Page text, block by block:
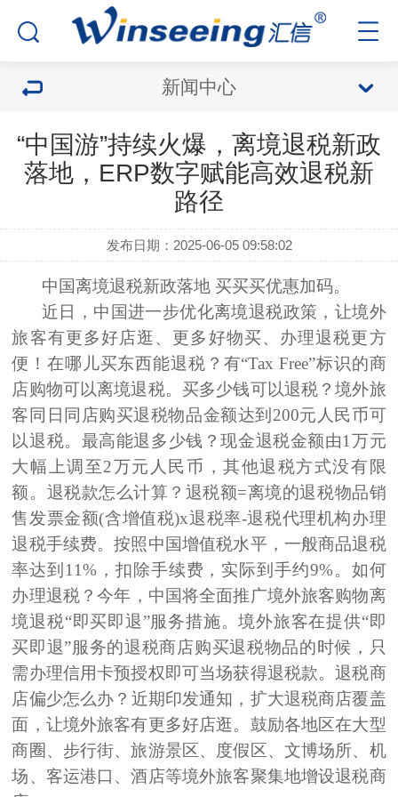
新闻中心
“中国游”持续火爆，离境退税新政
落地，ERP数字赋能高效退税新
路径
发布日期：2025-06-05 09:58:02
中国离境退税新政落地 买买买优惠加码。
近日，中国进一步优化离境退税政策，让境外
旅客有更多好店逛、更多好物买、办理退税更方
便！在哪儿买东西能退税 ？ 有“Tax Free”标识的商
店购物可以离境退税。 买多少钱可以退税 ？境外旅
客同日同店购买退税物品金额达到200元人民币可
以退税。 最高能退多少钱 ？现金退税金额由1万元
大幅上调至2万元人民币，其他退税方式没有限
额。 退税款怎么计算 ？ 退税额=离境的退税物品销
售发票金额(含增值税)x退税率-退税代理机构办理
退税手续费。按照中国增值税水平，一般商品退税
率达到11%，扣除手续费，实际到手约9%。 如何
办理退税 ？今年，中国将全面推广境外旅客购物离
境退税“即买即退”服务措施。境外旅客在提供“即
买即退”服务的退税商店购买退税物品的时候，只
需办理信用卡预授权即可当场获得退税款。退税商
店偏少怎么办 ？ 近期印发通知，扩大退税商店覆盖
面，让境外旅客有更多好店逛。鼓励各地区在大型
商圈、步行街、旅游景区、度假区、文博场所、机
场、客运港口、酒店等境外旅客聚集地增设退税商